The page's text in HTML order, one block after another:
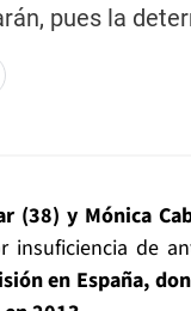
pues la
(38) y Mónica
insuficiencia de
en España,